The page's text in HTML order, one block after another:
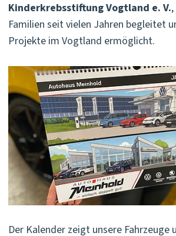
Kinderkrebsstiftung Vogtland e. V.
Familien seit vielen Jahren begleitet
Projekte im Vogtland ermöglicht.
Der Kalender zeigt unsere Fahrzeuge